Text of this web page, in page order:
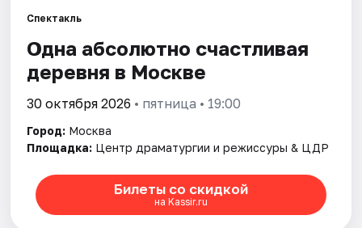
Спектакль
Одна абсолютно счастливая
деревня в Москве
30 октября 2026 • пятница • 19:00
Город: Москва
Площадка: Центр драматургии и режиссуры & ЦДР
Билеты со скидкой
на Kassir.ru